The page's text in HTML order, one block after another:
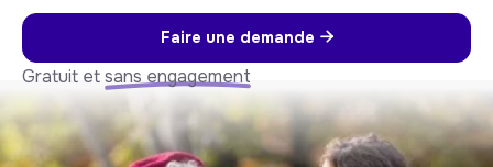
Faire une demande 
Gratuit etsans engagement